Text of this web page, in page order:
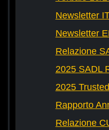
Newsletter
Newsletter
Relazione
2025 SADL
2025
Rapporto
Relazione